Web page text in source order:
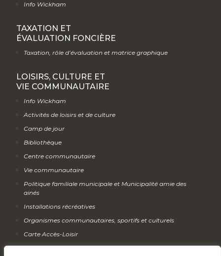
Info Wickham
TAXATION ET
ÉVALUATION FONCIÈRE
Taxation, rôle d’évaluation et matrice graphique
LOISIRS, CULTURE ET
VIE COMMUNAUTAIRE
Info Wickham
Activités de loisirs et de culture
Camp de jour
Bibliothèque
Centre communautaire
Vie communautaire
Politique familiale municipale et Municipalité amie des
ainés
Installations récréatives
Organismes communautaires, sportifs et culturels
Carte Accès-Loisir
Calendrier des activités